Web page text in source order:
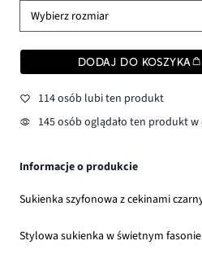
Wybierz rozmiar
DODAJ DO KOSZYKA
114 osób lubi ten produkt
145 osób oglądało ten produkt w
Informacje o produkcie
Sukienka szyfonowa z cekinami
Stylowa sukienka w świetnym